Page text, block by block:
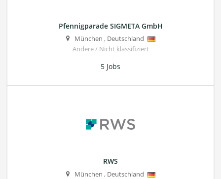
Pfennigparade SIGMETA GmbH
München , Deutschland
Andere / Nicht klassifiziert
5 Jobs
RWS
München , Deutschland